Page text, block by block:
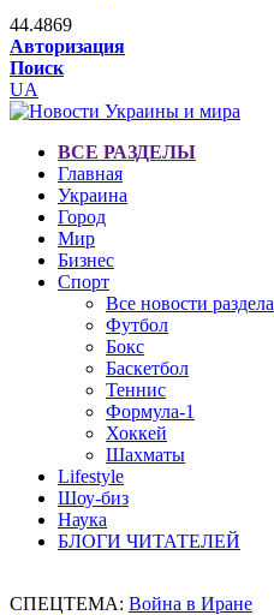
44.4869
Авторизация
Поиск
UA
ВСЕ РАЗДЕЛЫ
Главная
Украина
Город
Мир
Бизнес
Спорт
Все новости раздела
Футбол
Бокс
Баскетбол
Теннис
Формула-1
Хоккей
Шахматы
Lifestyle
Шоу-биз
Наука
БЛОГИ ЧИТАТЕЛЕЙ
СПЕЦТЕМА: Война в Иране